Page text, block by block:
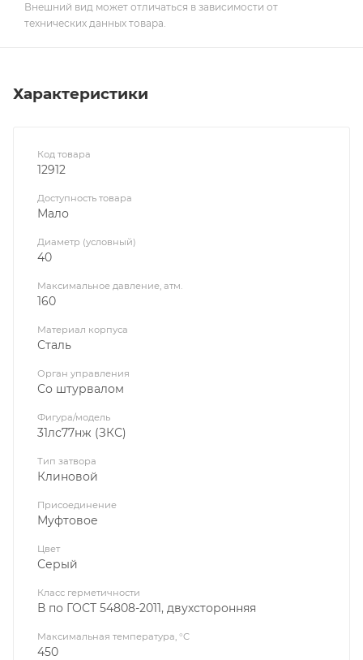
Внешний вид может отличаться в зависимости от
технических данных товара.
Характеристики
Код товара
12912
Доступность товара
Мало
Диаметр (условный)
40
Максимальное давление, атм.
160
Материал корпуса
Сталь
Орган управления
Со штурвалом
Фигура/модель
31лс77нж (ЗКС)
Тип затвора
Клиновой
Присоединение
Муфтовое
Цвет
Серый
Класс герметичности
В по ГОСТ 54808-2011, двухсторонняя
Максимальная температура, °C
450